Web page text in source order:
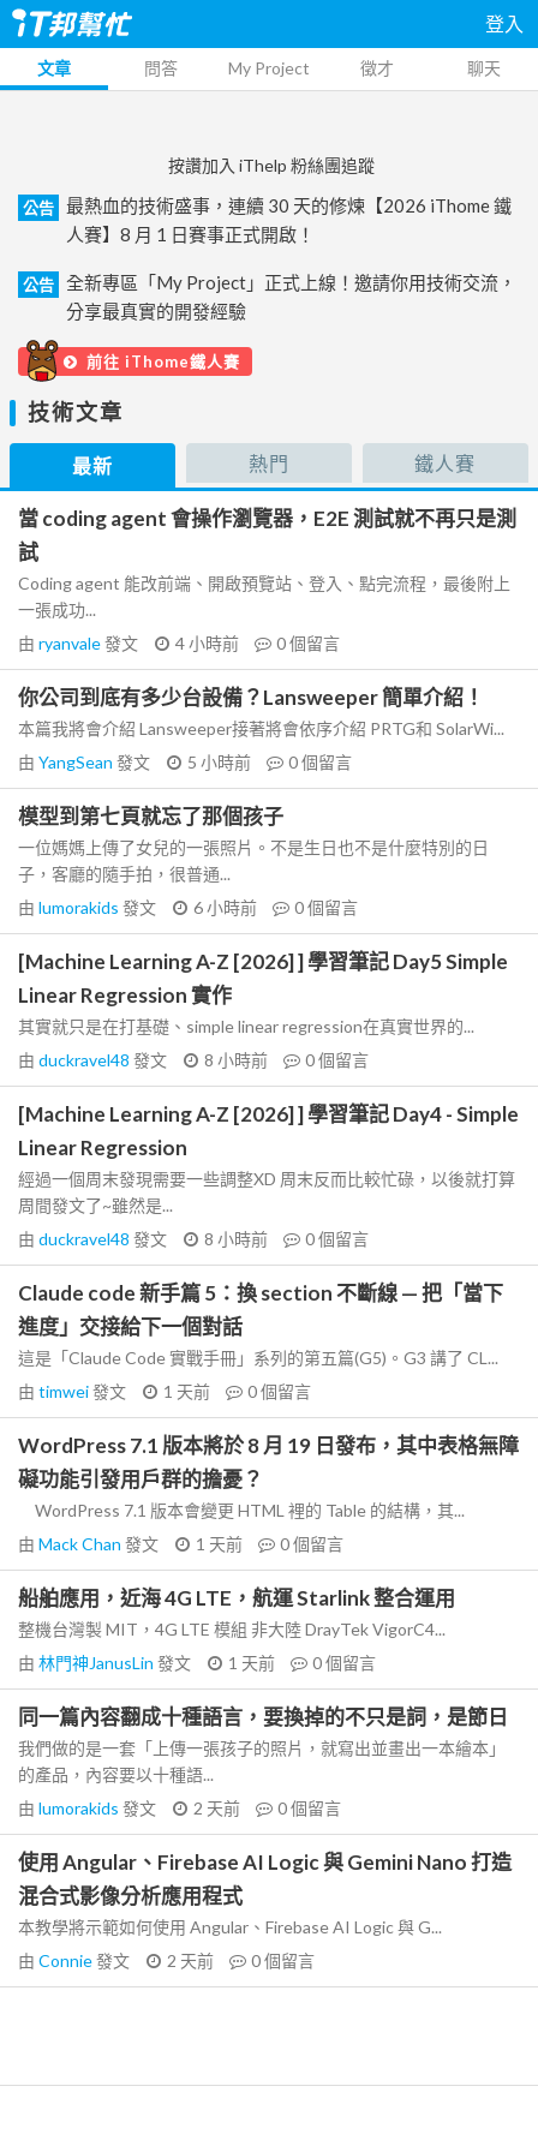
登入
文章 問答 My Project 徵才 聊天
按讚加入 iThelp 粉絲團追蹤
公告
最熱血的技術盛事，連續 30 天的修煉【2026 iThome 鐵
人賽】8 月 1 日賽事正式開啟！
公告
全新專區「My Project」正式上線！邀請你用技術交流，
分享最真實的開發經驗
前往 iThome鐵人賽
技術文章
最新 熱門 鐵人賽
當 coding agent 會操作瀏覽器，E2E 測試就不再只是測
試
Coding agent 能改前端、開啟預覽站、登入、點完流程，最後附上
一張成功...
由 ryanvale發文 4 小時前 0個留言
你公司到底有多少台設備？Lansweeper 簡單介紹！
本篇我將會介紹 Lansweeper接著將會依序介紹 PRTG和 SolarWi...
由 YangSean 發文 5 小時前 0個留言
模型到第七頁就忘了那個孩子
一位媽媽上傳了女兒的一張照片。不是生日也不是什麼特別的日
子，客廳的隨手拍，很普通...
由 lumorakids 發文 6 小時前 0個留言
[Machine Learning A-Z [2026] ] 學習筆記 Day5 Simple
Linear Regression 實作
其實就只是在打基礎、simple linear regression在真實世界的...
由 duckravel48 發文 8 小時前 0個留言
[Machine Learning A-Z [2026] ] 學習筆記 Day4 - Simple
Linear Regression
經過一個周末發現需要一些調整XD 周末反而比較忙碌，以後就打算
周間發文了~雖然是...
由 duckravel48 發文 8 小時前 0個留言
Claude code 新手篇 5：換 section 不斷線 — 把「當下
進度」交接給下一個對話
這是「Claude Code 實戰手冊」系列的第五篇(G5)。G3 講了 CL...
由 timwei發文 1 天前 0個留言
WordPress 7.1 版本將於 8 月 19 日發布，其中表格無障
礙功能引發用戶群的擔憂？
WordPress 7.1 版本會變更 HTML 裡的 Table 的結構，其...
由 Mack Chan 發文 1 天前 0個留言
船舶應用，近海 4G LTE，航運 Starlink 整合運用
整機台灣製 MIT，4G LTE 模組 非大陸 DrayTek VigorC4...
由 林門神JanusLin 發文 1 天前 0個留言
同一篇內容翻成十種語言，要換掉的不只是詞，是節日
我們做的是一套「上傳一張孩子的照片，就寫出並畫出一本繪本」
的產品，內容要以十種語...
由 lumorakids 發文 2 天前 0個留言
使用 Angular、Firebase AI Logic 與 Gemini Nano 打造
混合式影像分析應用程式
本教學將示範如何使用 Angular、Firebase AI Logic 與 G...
由 Connie發文 2 天前 0個留言